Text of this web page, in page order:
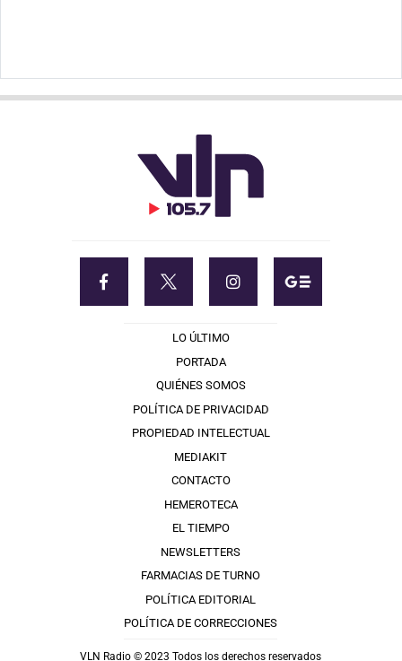
LO ÚLTIMO
PORTADA
QUIÉNES SOMOS
POLÍTICA DE PRIVACIDAD
PROPIEDAD INTELECTUAL
MEDIAKIT
CONTACTO
HEMEROTECA
EL TIEMPO
NEWSLETTERS
FARMACIAS DE TURNO
POLÍTICA EDITORIAL
POLÍTICA DE CORRECCIONES
VLN Radio © 2023 Todos los derechos reservados